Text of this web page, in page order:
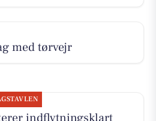
med tørvejr
indflytningsklart